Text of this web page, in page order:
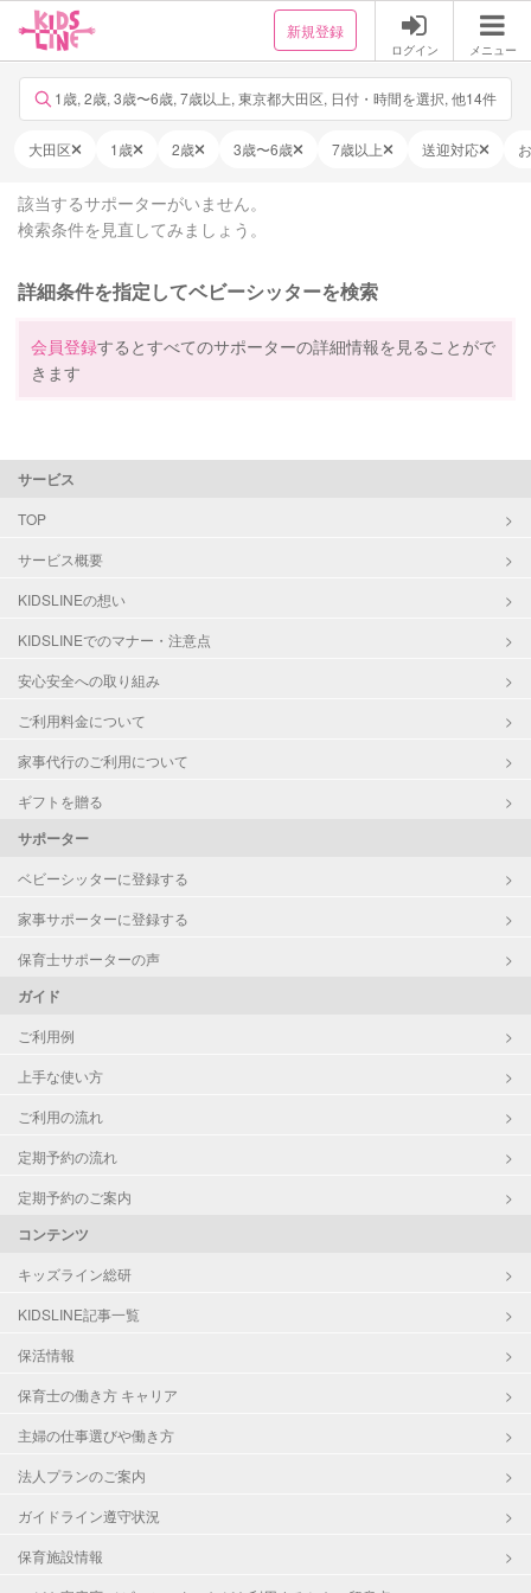
新規登録
ログイン メニュー
1歳, 2歳, 3歳〜6歳, 7歳以上, 東京都大田区, 日付・時間を選択, 他14件
大田区 1歳 2歳 3歳〜6歳 7歳以上 送迎対応
該当するサポーターがいません。
検索条件を見直してみましょう。
詳細条件を指定してベビーシッターを検索
会員登録するとすべてのサポーターの詳細情報を見ることがで
きます
サービス
TOP
サービス概要
KIDSLINEの想い
KIDSLINEでのマナー・注意点
安心安全への取り組み
ご利用料金について
家事代行のご利用について
ギフトを贈る
サポーター
ベビーシッターに登録する
家事サポーターに登録する
保育士サポーターの声
ガイド
ご利用例
上手な使い方
ご利用の流れ
定期予約の流れ
定期予約のご案内
コンテンツ
キッズライン総研
KIDSLINE記事一覧
保活情報
保育士の働き方 キャリア
主婦の仕事選びや働き方
法人プランのご案内
ガイドライン遵守状況
保育施設情報